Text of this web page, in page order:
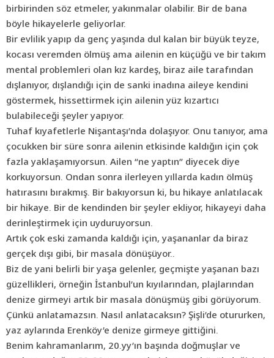
birbirinden söz etmeler, yakınmalar olabilir. Bir de bana
böyle hikayelerle geliyorlar.
Bir evlilik yapıp da genç yaşında dul kalan bir büyük teyze,
kocası veremden ölmüş ama ailenin en küçüğü ve bir takım
mental problemleri olan kız kardeş, biraz aile tarafından
dışlanıyor, dışlandığı için de sanki inadına aileye kendini
göstermek, hissettirmek için ailenin yüz kızartıcı
bulabileceği şeyler yapıyor.
Tuhaf kıyafetlerle Nişantaşı’nda dolaşıyor. Onu tanıyor, ama
çocukken bir süre sonra ailenin etkisinde kaldığın için çok
fazla yaklaşamıyorsun. Ailen “ne yaptın” diyecek diye
korkuyorsun. Ondan sonra ilerleyen yıllarda kadın ölmüş
hatırasını bırakmış. Bir bakıyorsun ki, bu hikaye anlatılacak
bir hikaye. Bir de kendinden bir şeyler ekliyor, hikayeyi daha
derinleştirmek için uyduruyorsun.
Artık çok eski zamanda kaldığı için, yaşananlar da biraz
gerçek dışı gibi, bir masala dönüşüyor..
Biz de yani belirli bir yaşa gelenler, geçmişte yaşanan bazı
güzellikleri, örneğin İstanbul’un kıyılarından, plajlarından
denize girmeyi artık bir masala dönüşmüş gibi görüyorum.
Çünkü anlatamazsın. Nasıl anlatacaksın? Şişli’de otururken,
yaz aylarında Erenköy’e denize girmeye gittiğini.
Benim kahramanlarım, 20.yy’ın başında doğmuşlar ve